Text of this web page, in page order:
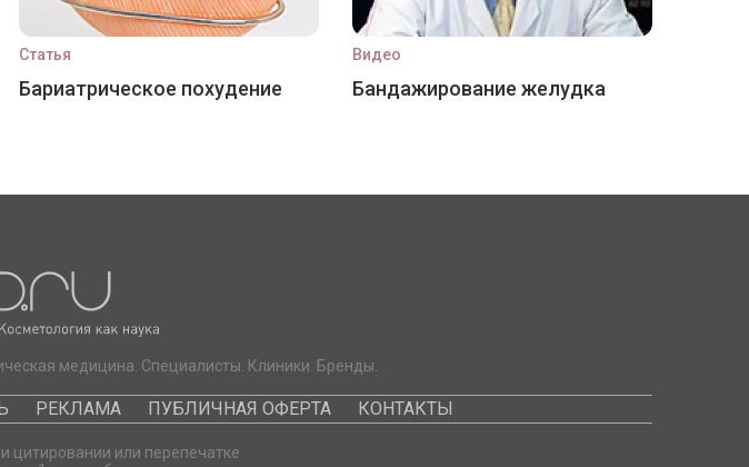
Статья
Бариатрическое похудение
Видео
Бандажирование желудка
медицина. Специалисты. Клиники. Бренды.
РЕКЛАМА ПУБЛИЧНАЯ ОФЕРТА КОНТАКТЫ
цитировании или перепечатке